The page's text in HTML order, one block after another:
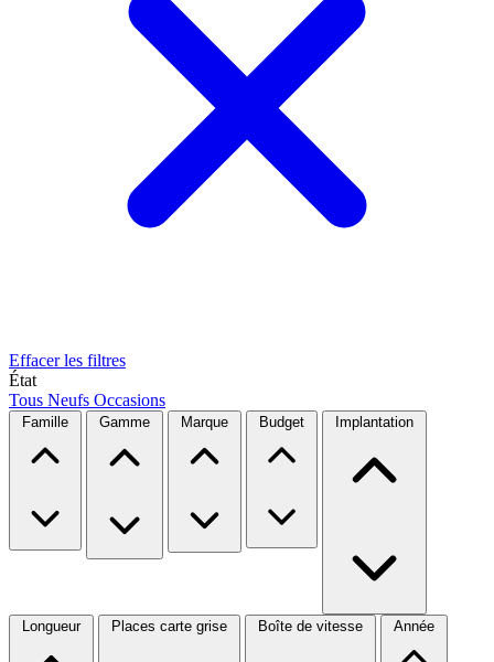
Effacer les filtres
État
Tous Neufs Occasions
Famille Gamme Marque Budget Implantation
Longueur Places carte grise Boîte de vitesse Année